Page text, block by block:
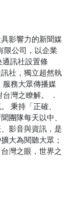
影響力的新聞媒
限公司，以企業
訊社設置條
社，獨立超然執
服務大眾傳播媒
灣之瞭解。 ．
秉持「正確、
團隊每天以中、
影音與資訊，是
大為閱聽大眾；
灣之眼，世界之